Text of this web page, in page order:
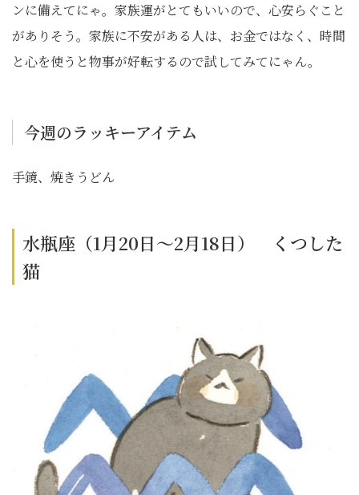
ンに備えてにゃ。家族運がとてもいいので、心安らぐこと
がありそう。家族に不安がある人は、お金ではなく、時間
と心を使うと物事が好転するので試してみてにゃん。
今週のラッキーアイテム
手鏡、焼きうどん
水瓶座（1月20日～2月18日） くつした
猫